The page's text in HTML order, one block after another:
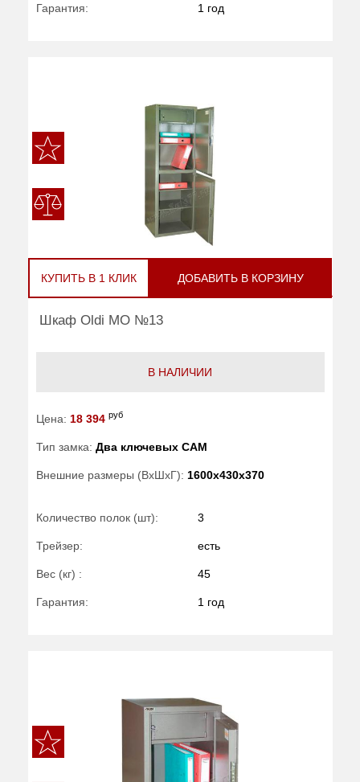
Гарантия: 1 год
КУПИТЬ В 1 КЛИК ДОБАВИТЬ В КОРЗИНУ
Шкаф Oldi МО №13
В НАЛИЧИИ
Цена: 18 394 руб
Тип замка: Два ключевых САМ
Внешние размеры (ВхШхГ): 1600x430x370
Количество полок (шт): 3
Трейзер: есть
Вес (кг) : 45
Гарантия: 1 год